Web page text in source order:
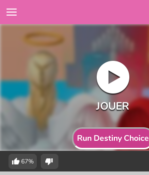
Run Destiny Choice
67%